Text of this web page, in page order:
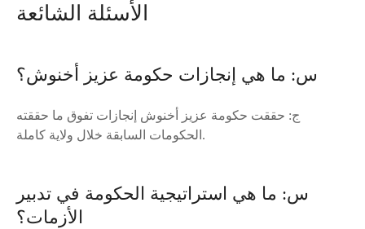
الأسئلة الشائعة
س: ما هي إنجازات حكومة عزيز أخنوش؟
ج: حققت حكومة عزيز أخنوش إنجازات تفوق ما حققته
الحكومات السابقة خلال ولاية كاملة.
س: ما هي استراتيجية الحكومة في تدبير
الأزمات؟